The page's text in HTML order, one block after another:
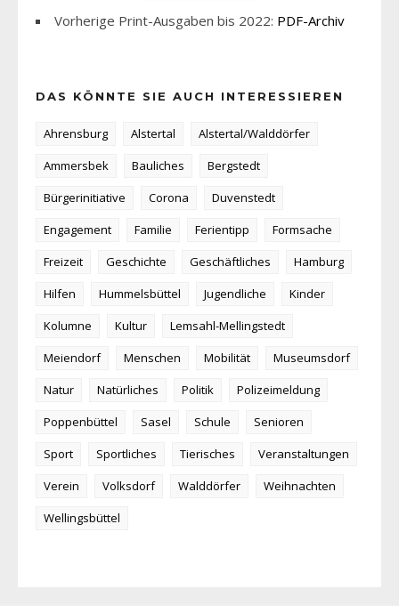
Vorherige Print-Ausgaben bis 2022: PDF-Archiv
DAS KÖNNTE SIE AUCH INTERESSIEREN
Ahrensburg Alstertal
Alstertal/Walddörfer
Ammersbek
Bauliches
Bergstedt
Bürgerinitiative
Corona
Duvenstedt
Engagement
Familie Ferientipp
Formsache
Freizeit
Geschichte Geschäftliches
Hamburg
Hilfen
Hummelsbüttel Jugendliche
Kinder
Kolumne
Kultur
Lemsahl-Mellingstedt
Meiendorf
Menschen Mobilität
Museumsdorf
Natur
Natürliches Politik
Polizeimeldung
Poppenbüttel
Sasel Schule
Senioren
Sport
Sportliches Tierisches
Veranstaltungen
Verein
Volksdorf Walddörfer
Weihnachten
Wellingsbüttel